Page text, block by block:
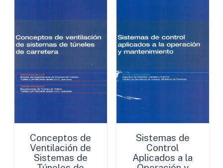
Conceptos de
Ventilación de
Sistemas de
Sistemas de
Control
Aplicados a la